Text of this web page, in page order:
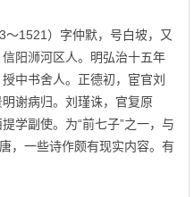
～1521）字仲默，号白坡，又
阳浉河区人。明弘治十五年
中书舍人。正德初，宦官刘
谢病归。刘瑾诛，官复原
学副使。为“前七子”之一，与
，一些诗作颇有现实内容。有